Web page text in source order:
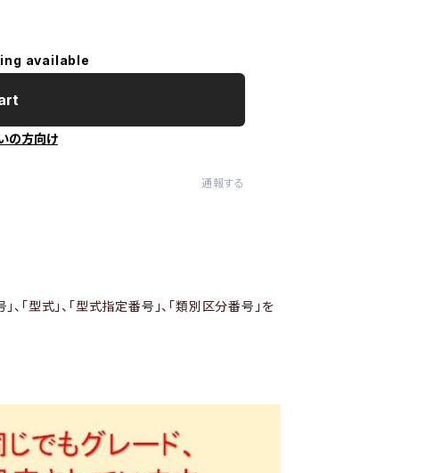
available
の方向け
通報する
「型式」、「型式指定番号」、「類別区分番号」を